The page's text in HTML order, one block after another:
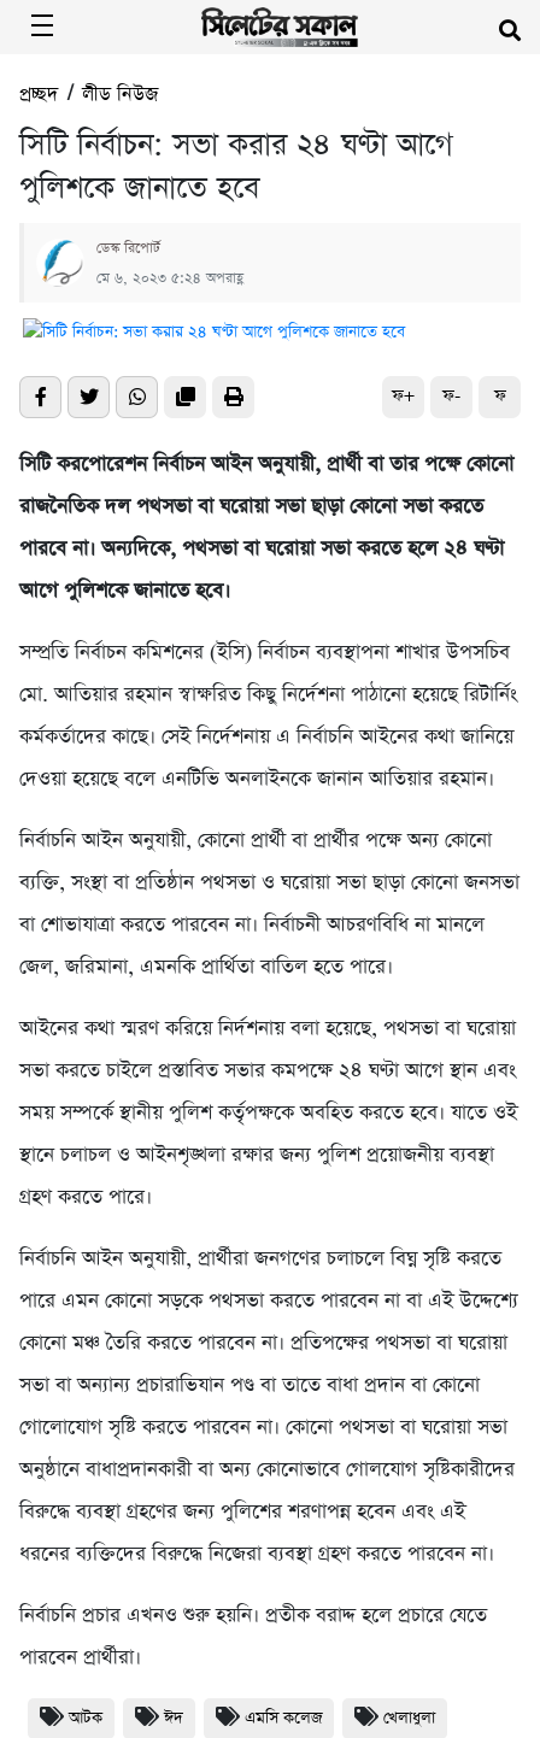
প্রচ্ছদ/লীড নিউজ
সিটি নির্বাচন: সভা করার ২৪ ঘণ্টা আগে
পুলিশকে জানাতে হবে
ডেস্ক রিপোর্ট
মে ৬, ২০২৩ ৫:২৪ অপরাহ্ণ
ফ+ ফ- ফ
সিটি করপোরেশন নির্বাচন আইন অনুযায়ী, প্রার্থী বা তার পক্ষে কোনো
রাজনৈতিক দল পথসভা বা ঘরোয়া সভা ছাড়া কোনো সভা করতে
পারবে না। অন্যদিকে, পথসভা বা ঘরোয়া সভা করতে হলে ২৪ ঘণ্টা
আগে পুলিশকে জানাতে হবে।
সম্প্রতি নির্বাচন কমিশনের (ইসি) নির্বাচন ব্যবস্থাপনা শাখার উপসচিব
মো. আতিয়ার রহমান স্বাক্ষরিত কিছু নির্দেশনা পাঠানো হয়েছে রিটার্নিং
কর্মকর্তাদের কাছে। সেই নির্দেশনায় এ নির্বাচনি আইনের কথা জানিয়ে
দেওয়া হয়েছে বলে এনটিভি অনলাইনকে জানান আতিয়ার রহমান।
নির্বাচনি আইন অনুযায়ী, কোনো প্রার্থী বা প্রার্থীর পক্ষে অন্য কোনো
ব্যক্তি, সংস্থা বা প্রতিষ্ঠান পথসভা ও ঘরোয়া সভা ছাড়া কোনো জনসভা
বা শোভাযাত্রা করতে পারবেন না। নির্বাচনী আচরণবিধি না মানলে
জেল, জরিমানা, এমনকি প্রার্থিতা বাতিল হতে পারে।
আইনের কথা স্মরণ করিয়ে নির্দশনায় বলা হয়েছে, পথসভা বা ঘরোয়া
সভা করতে চাইলে প্রস্তাবিত সভার কমপক্ষে ২৪ ঘণ্টা আগে স্থান এবং
সময় সম্পর্কে স্থানীয় পুলিশ কর্তৃপক্ষকে অবহিত করতে হবে। যাতে ওই
স্থানে চলাচল ও আইনশৃঙ্খলা রক্ষার জন্য পুলিশ প্রয়োজনীয় ব্যবস্থা
গ্রহণ করতে পারে।
নির্বাচনি আইন অনুযায়ী, প্রার্থীরা জনগণের চলাচলে বিঘ্ন সৃষ্টি করতে
পারে এমন কোনো সড়কে পথসভা করতে পারবেন না বা এই উদ্দেশ্যে
কোনো মঞ্চ তৈরি করতে পারবেন না। প্রতিপক্ষের পথসভা বা ঘরোয়া
সভা বা অন্যান্য প্রচারাভিযান পণ্ড বা তাতে বাধা প্রদান বা কোনো
গোলোযোগ সৃষ্টি করতে পারবেন না। কোনো পথসভা বা ঘরোয়া সভা
অনুষ্ঠানে বাধাপ্রদানকারী বা অন্য কোনোভাবে গোলযোগ সৃষ্টিকারীদের
বিরুদ্ধে ব্যবস্থা গ্রহণের জন্য পুলিশের শরণাপন্ন হবেন এবং এই
ধরনের ব্যক্তিদের বিরুদ্ধে নিজেরা ব্যবস্থা গ্রহণ করতে পারবেন না।
নির্বাচনি প্রচার এখনও শুরু হয়নি। প্রতীক বরাদ্দ হলে প্রচারে যেতে
পারবেন প্রার্থীরা।
আটক ঈদ এমসি কলেজ খেলাধুলা